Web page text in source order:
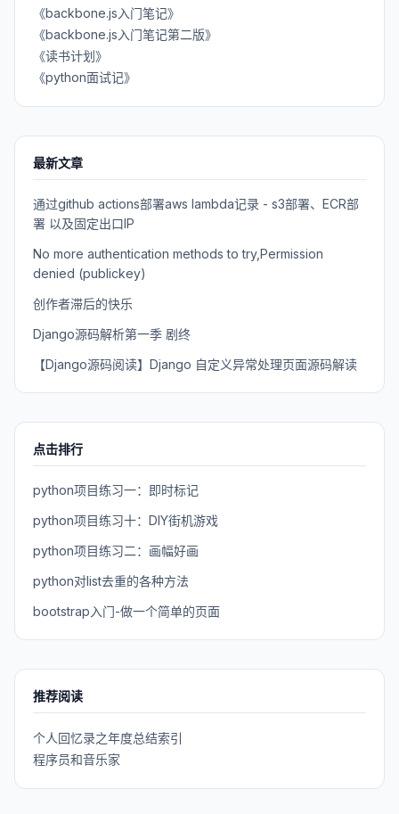
《backbone.js入门笔记》
《backbone.js入门笔记第二版》
《读书计划》
《python面试记》
最新文章
通过github actions部署aws lambda记录 - s3部署、ECR部
署 以及固定出口IP
No more authentication methods to try,Permission
denied (publickey)
创作者滞后的快乐
Django源码解析第一季 剧终
【Django源码阅读】Django 自定义异常处理页面源码解读
点击排行
python项目练习一：即时标记
python项目练习十：DIY街机游戏
python项目练习二：画幅好画
python对list去重的各种方法
bootstrap入门-做一个简单的页面
推荐阅读
个人回忆录之年度总结索引
程序员和音乐家